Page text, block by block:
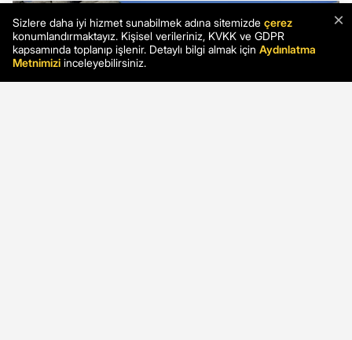
×
Sizlere daha iyi hizmet sunabilmek adına sitemizde çerez
konumlandırmaktayız. Kişisel verileriniz, KVKK ve GDPR
kapsamında toplanıp işlenir. Detaylı bilgi almak için Aydınlatma
Metnimizi inceleyebilirsiniz.